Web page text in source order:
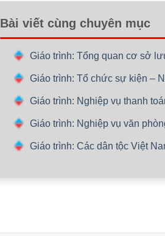
Bài viết cùng chuyên mục
Giáo trình: Tổng quan cơ sở
Giáo trình: Tổ chức sự kiện –
Giáo trình: Nghiệp vụ thanh
Giáo trình: Nghiệp vụ văn
Giáo trình: Các dân tộc Việt